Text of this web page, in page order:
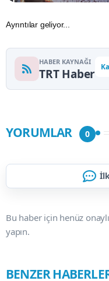
Ayrıntılar geliyor...
HABER KAYNAĞI
TRT Haber
YORUMLAR 0
Bu haber için henüz
yapın.
BENZER